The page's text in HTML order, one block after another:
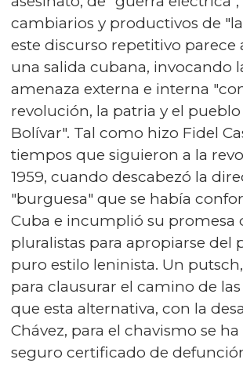
cambiarios y productivos de
este discurso repetitivo parece
una salida cubana, invocando
amenaza externa e interna
revolución, la patria y el pueblo
Bolívar". Tal como hizo Fidel
tiempos que siguieron a la
1959, cuando descabezó la
"burguesa" que se había
Cuba e incumplió su promesa
pluralistas para apropiarse del
puro estilo leninista. Un
para clausurar el camino de
que esta alternativa, con la
Chávez, para el chavismo se
seguro certificado de